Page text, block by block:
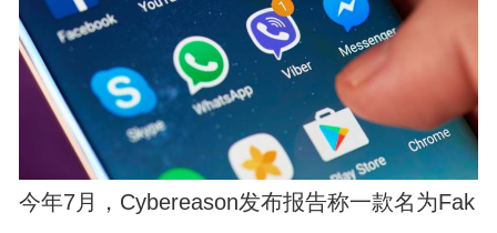
今年7月，Cybereason发布报告称一款名为Fak